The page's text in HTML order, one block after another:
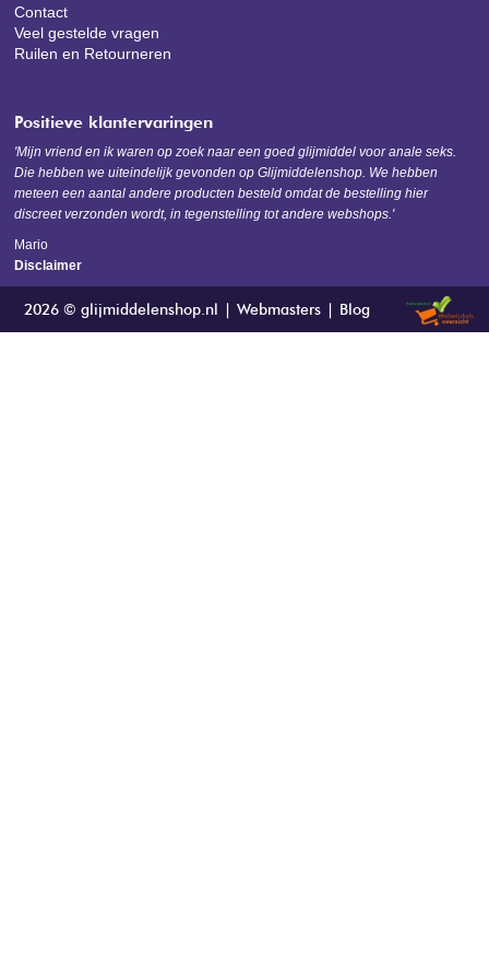
Contact
Veel gestelde vragen
Ruilen en Retourneren
Positieve klantervaringen
'Mijn vriend en ik waren op zoek naar een goed glijmiddel voor anale seks.
Die hebben we uiteindelijk gevonden op Glijmiddelenshop. We hebben
meteen een aantal andere producten besteld omdat de bestelling hier
discreet verzonden wordt, in tegenstelling tot andere webshops.'
Mario
Disclaimer
2026 © glijmiddelenshop.nl Webmasters Blog